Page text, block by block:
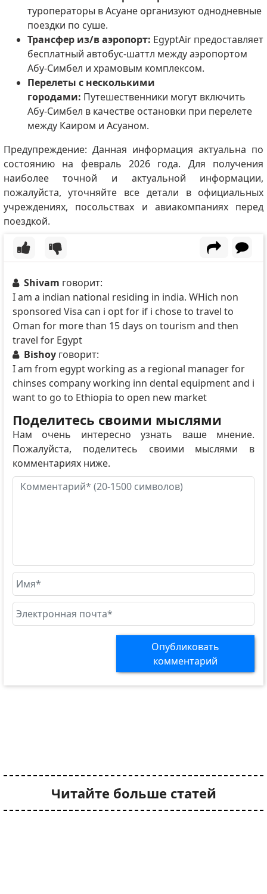
туроператоры в Асуане организуют однодневные
поездки по суше.
Трансфер из/в аэропорт: EgyptAir предоставляет
бесплатный автобус-шаттл между аэропортом
Абу-Симбел и храмовым комплексом.
Перелеты с несколькими
городами: Путешественники могут включить
Абу-Симбел в качестве остановки при перелете
между Каиром и Асуаном.
Предупреждение: Данная информация актуальна по
состоянию на февраль 2026 года. Для получения
наиболее точной и актуальной информации,
пожалуйста, уточняйте все детали в официальных
учреждениях, посольствах и авиакомпаниях перед
поездкой.
Shivam говорит:
I am a indian national residing in india. WHich non
sponsored Visa can i opt for if i chose to travel to
Oman for more than 15 days on tourism and then
travel for Egypt
Bishoy говорит:
I am from egypt working as a regional manager for
chinses company working inn dental equipment and i
want to go to Ethiopia to open new market
Поделитесь своими мыслями
Нам очень интересно узнать ваше мнение.
Пожалуйста, поделитесь своими мыслями в
комментариях ниже.
Опубликовать
комментарий
Читайте больше статей